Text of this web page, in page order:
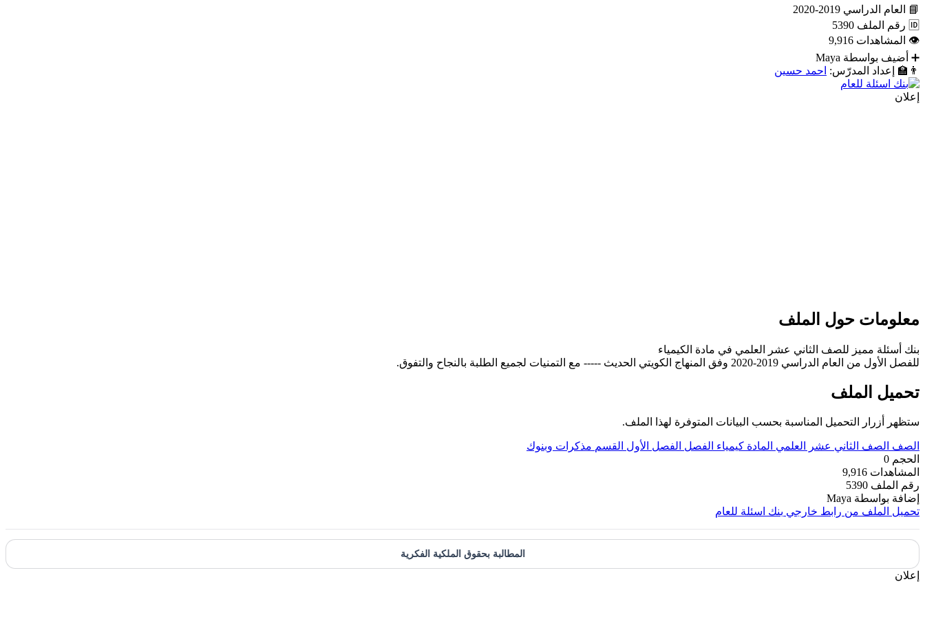
📘 العام الدراسي 2019-2020
🆔 رقم الملف 5390
👁 المشاهدات 9,916
➕ أضيف بواسطة Maya
👨‍🏫
إعداد المدرّس: احمد حسين
إعلان
معلومات حول الملف
بنك أسئلة مميز للصف الثاني عشر العلمي في مادة الكيمياء
للفصل الأول من العام الدراسي 2019-2020 وفق المنهاج الكويتي الحديث ----- مع التمنيات لجميع الطلبة بالنجاح والتفوق.
تحميل الملف
ستظهر أزرار التحميل المناسبة بحسب البيانات المتوفرة لهذا الملف.
الصف الصف الثاني عشر العلمي المادة كيمياء الفصل الفصل الأول القسم مذكرات وبنوك
الحجم 0
المشاهدات 9,916
رقم الملف 5390
إضافة بواسطة Maya
تحميل الملف من رابط خارجي بنك اسئلة للعام
المطالبة بحقوق الملكية الفكرية
إعلان